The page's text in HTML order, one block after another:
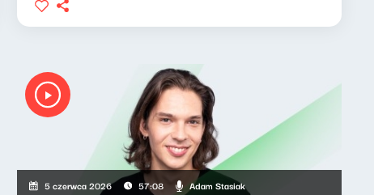
5 czerwca 2026 57:08 Adam Stasiak